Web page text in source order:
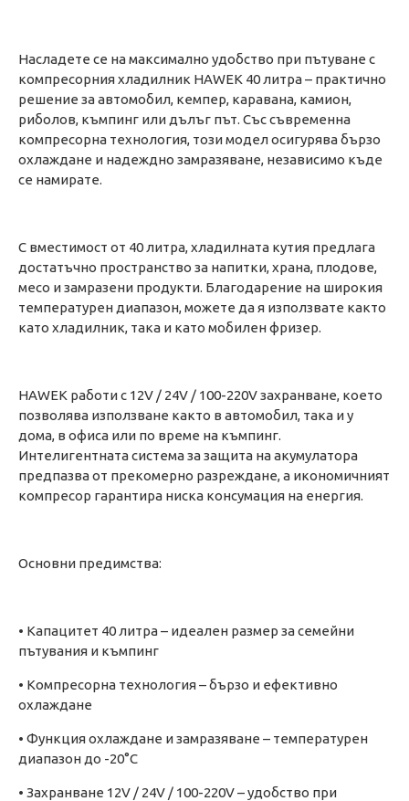
Насладете се на максимално удобство при пътуване с
компресорния хладилник HAWEK 40 литра – практично
решение за автомобил, кемпер, каравана, камион,
риболов, къмпинг или дълъг път. Със съвременна
компресорна технология, този модел осигурява бързо
охлаждане и надеждно замразяване, независимо къде
се намирате.
С вместимост от 40 литра, хладилната кутия предлага
достатъчно пространство за напитки, храна, плодове,
месо и замразени продукти. Благодарение на широкия
температурен диапазон, можете да я използвате както
като хладилник, така и като мобилен фризер.
HAWEK работи с 12V / 24V / 100-220V захранване, което
позволява използване както в автомобил, така и у
дома, в офиса или по време на къмпинг.
Интелигентната система за защита на акумулатора
предпазва от прекомерно разреждане, а икономичният
компресор гарантира ниска консумация на енергия.
Основни предимства:
• Капацитет 40 литра – идеален размер за семейни
пътувания и къмпинг
• Компресорна технология – бързо и ефективно
охлаждане
• Функция охлаждане и замразяване – температурен
диапазон до -20°C
• Захранване 12V / 24V / 100-220V – удобство при